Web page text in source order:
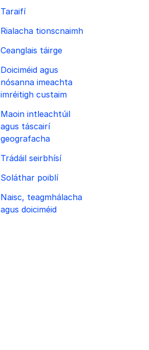
Taraifí
Rialacha tionscnaimh
Ceanglais táirge
Doiciméid agus
nósanna imeachta
imréitigh custaim
Maoin intleachtúil
agus táscairí
geografacha
Trádáil seirbhísí
Soláthar poiblí
Naisc, teagmhálacha
agus doiciméid